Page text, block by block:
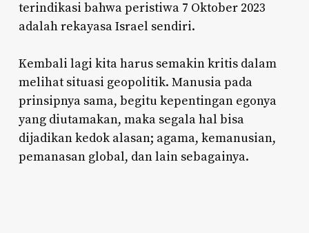
terindikasi bahwa peristiwa 7 Oktober 2023
adalah rekayasa Israel sendiri.
Kembali lagi kita harus semakin kritis dalam
melihat situasi geopolitik. Manusia pada
prinsipnya sama, begitu kepentingan egonya
yang diutamakan, maka segala hal bisa
dijadikan kedok alasan; agama, kemanusian,
pemanasan global, dan lain sebagainya.